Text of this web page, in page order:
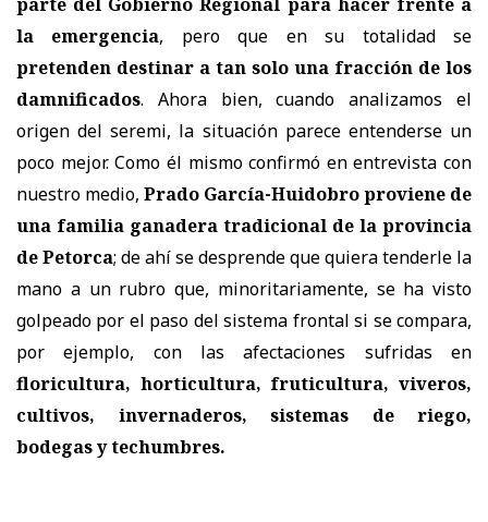
la emergencia, pero que en su totalidad se
pretenden destinar a tan solo una fracción de los
damnificados. Ahora bien, cuando analizamos el
origen del seremi, la situación parece entenderse un
poco mejor. Como él mismo confirmó en entrevista con
nuestro medio, Prado García-Huidobro proviene de
una familia ganadera tradicional de la provincia
de Petorca; de ahí se desprende que quiera tenderle la
mano a un rubro que, minoritariamente, se ha visto
golpeado por el paso del sistema frontal si se compara,
por ejemplo, con las afectaciones sufridas en
floricultura, horticultura, fruticultura, viveros,
cultivos, invernaderos, sistemas de riego,
bodegas y techumbres.